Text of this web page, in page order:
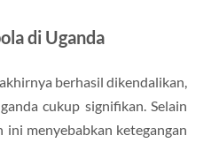
di Uganda
berhasil dikendalikan,
cukup signifikan. Selain
ini menyebabkan ketegangan